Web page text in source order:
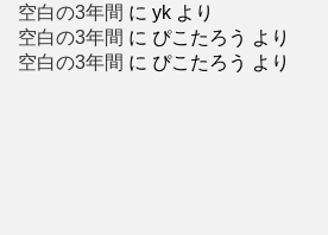
空白の3年間 に yk より
空白の3年間 に ぴこたろう より
空白の3年間 に ぴこたろう より